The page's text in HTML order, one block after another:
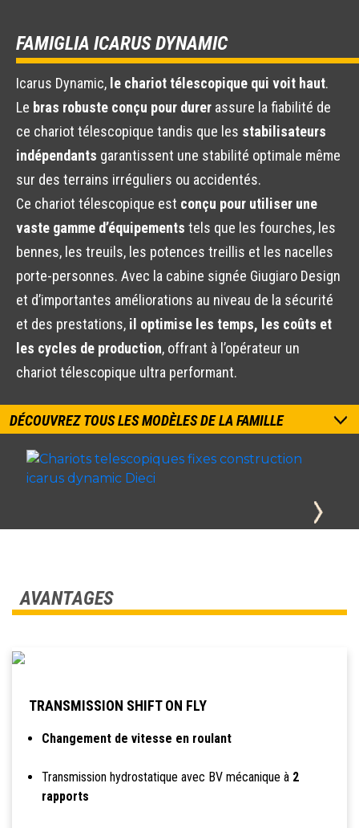
FAMIGLIA ICARUS DYNAMIC
Icarus Dynamic, le chariot télescopique qui voit haut.
Le bras robuste conçu pour durer assure la fiabilité de
ce chariot télescopique tandis que les stabilisateurs
indépendants garantissent une stabilité optimale même
sur des terrains irréguliers ou accidentés.
Ce chariot télescopique est conçu pour utiliser une
vaste gamme d’équipements tels que les fourches, les
bennes, les treuils, les potences treillis et les nacelles
porte-personnes. Avec la cabine signée Giugiaro Design
et d’importantes améliorations au niveau de la sécurité
et des prestations, il optimise les temps, les coûts et
les cycles de production, offrant à l’opérateur un
chariot télescopique ultra performant.
DÉCOUVREZ TOUS LES MODÈLES DE LA FAMILLE
AVANTAGES
TRANSMISSION SHIFT ON FLY
Changement de vitesse en roulant
Transmission hydrostatique avec BV mécanique à 2
rapports